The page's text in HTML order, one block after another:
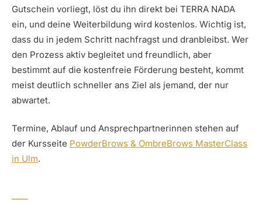
Gutschein vorliegt, löst du ihn direkt bei TERRA NADA
ein, und deine Weiterbildung wird kostenlos. Wichtig ist,
dass du in jedem Schritt nachfragst und dranbleibst. Wer
den Prozess aktiv begleitet und freundlich, aber
bestimmt auf die kostenfreie Förderung besteht, kommt
meist deutlich schneller ans Ziel als jemand, der nur
abwartet.
Termine, Ablauf und Ansprechpartnerinnen stehen auf
der Kursseite PowderBrows & OmbreBrows MasterClass
in Ulm.